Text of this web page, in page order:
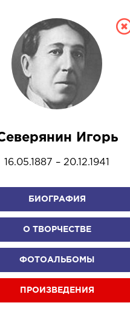
Игорь
16.05.1887 – 20.12.1941
БИОГРАФИЯ
О ТВОРЧЕСТВЕ
ФОТОАЛЬБОМЫ
ПРОИЗВЕДЕНИЯ